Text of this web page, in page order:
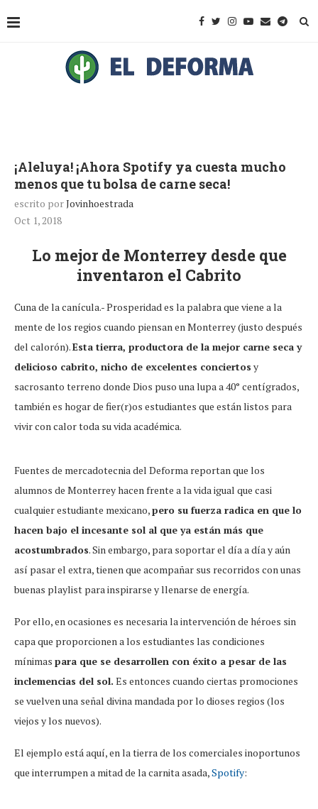
¡Aleluya! ¡Ahora Spotify ya cuesta mucho
menos que tu bolsa de carne seca!
escrito porJovinhoestrada
Oct 1, 2018
Lo mejor de Monterrey desde que
inventaron el Cabrito
Cuna de la canícula.- Prosperidad es la palabra que viene a la
mente de los regios cuando piensan en Monterrey (justo después
del calorón).Esta tierra, productora de la mejor carne seca y
delicioso cabrito, nicho de excelentes conciertos y
sacrosanto terreno donde Dios puso una lupa a 40° centígrados,
también es hogar de fier(r)os estudiantes que están listos para
vivir con calor toda su vida académica.
Fuentes de mercadotecnia del Deforma reportan que los
alumnos de Monterrey hacen frente a la vida igual que casi
cualquier estudiante mexicano,pero su fuerza radica en que lo
hacen bajo el incesante sol al que ya están más que
acostumbrados. Sin embargo, para soportar el día a día y aún
así pasar el extra, tienen que acompañar sus recorridos con unas
buenas playlist para inspirarse y llenarse de energía.
Por ello, en ocasiones es necesaria la intervención de héroes sin
capa que proporcionen a los estudiantes las condiciones
mínimas para que se desarrollen con éxito a pesar de las
inclemencias del sol. Es entonces cuando ciertas promociones
se vuelven una señal divina mandada por lo dioses regios (los
viejos y los nuevos).
El ejemplo está aquí, en la tierra de los comerciales inoportunos
que interrumpen a mitad de la carnita asada,Spotify: